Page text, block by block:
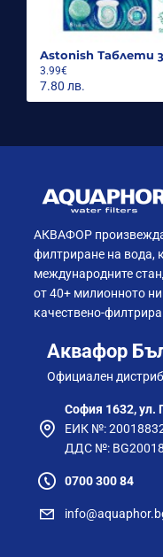
3.99€
7.80 лв.
АКВАФОР
филтриране на вода,
международните
от 40+ милионното
качествено-
Аквафор
Официален
София 1632,
ЕИК №:
ДДС №:
0700 300 84